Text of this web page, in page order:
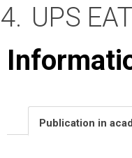
UPS
Publication in